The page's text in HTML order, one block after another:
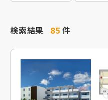
検索結果 85件